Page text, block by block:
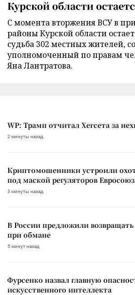
Курской области
С момента вторжения ВСУ в
районы Курской области
судьба 302 местных жителей,
уполномоченный по правам
Яна Лантратова.
WP: Трамп отчитал Хегсета за
2 минуты назад
Криптомошенники устроили
под маской регуляторов
3 минуты назад
В России предложили возвращать
при обмане
5 минут назад
Фурсенко назвал главную
искусственного интеллекта